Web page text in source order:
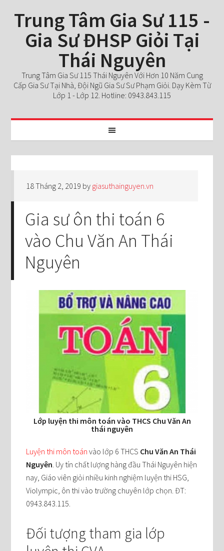
Trung Tâm Gia Sư 115 -
Gia Sư ĐHSP Giỏi Tại
Thái Nguyên
Trung Tâm Gia Sư 115 Thái Nguyên Với Hơn 10 Năm Cung
Cấp Gia Sư Tại Nhà, Đội Ngũ Gia Sư Sư Phạm Giỏi. Dạy Kèm Từ
Lớp 1 - Lớp 12. Hotline: 0943.843.115
18 Tháng 2, 2019 by giasuthainguyen.vn
Gia sư ôn thi toán 6
vào Chu Văn An Thái
Nguyên
Lớp luyện thi môn toán vào THCS Chu Văn An
thái nguyên
Luyện thi môn toán vào lớp 6 THCS Chu Văn An Thái
Nguyên. Uy tín chất lượng hàng đầu Thái Nguyên hiện
nay, Giáo viên giỏi nhiều kinh nghiệm luyện thi HSG,
Violympic, ôn thi vào trường chuyên lớp chọn. ĐT:
0943.843.115.
Đối tượng tham gia lớp